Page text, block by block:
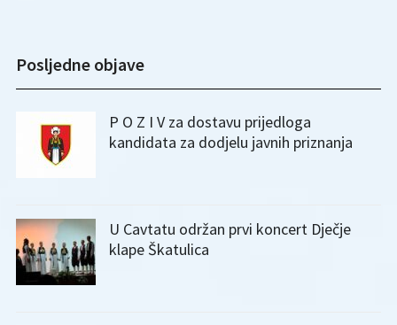
Posljedne objave
P O Z I V za dostavu prijedloga
kandidata za dodjelu javnih priznanja
U Cavtatu održan prvi koncert Dječje
klape Škatulica